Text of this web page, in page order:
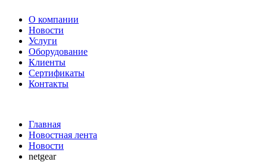
О компании
Новости
Услуги
Оборудование
Клиенты
Сертификаты
Контакты
Главная
Новостная лента
Новости
netgear